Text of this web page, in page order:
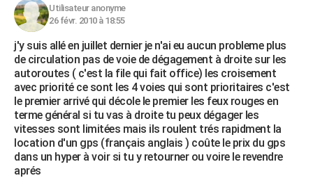
Utilisateur anonyme
26 févr. 2010 à 18:55
j'y suis allé en juillet dernier je n'ai eu aucun probleme plus
de circulation pas de voie de dégagement à droite sur les
autoroutes ( c'est la file qui fait office) les croisement
avec priorité ce sont les 4 voies qui sont prioritaires c'est
le premier arrivé qui décole le premier les feux rouges en
terme général si tu vas à droite tu peux dégager les
vitesses sont limitées mais ils roulent trés rapidment la
location d'un gps (français anglais ) coûte le prix du gps
dans un hyper à voir si tu y retourner ou voire le revendre
aprés